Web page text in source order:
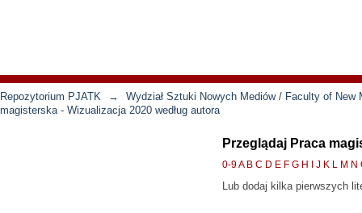
Repozytorium PJATK →
Wydział Sztuki Nowych Mediów / Faculty of New
magisterska - Wizualizacja 2020 według autora
Przeglądaj Praca
0-9A B C D E F G H J K L M N
Lub dodaj kilka pierwszych